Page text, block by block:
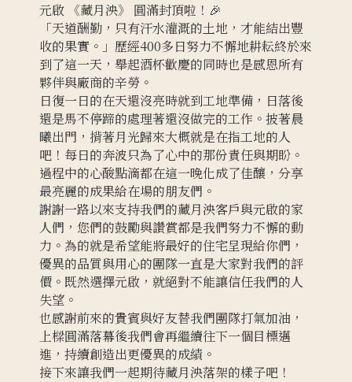
元啟 《藏月泱》 圓滿封頂啦！🎉
「天道酬勤，只有汗水灌溉的土地，才能結出豐
收的果實。」歷經400多日努力不懈地耕耘終於來
到了這一天，舉起酒杯歡慶的同時也是感恩所有
夥伴與廠商的辛勞。
日復一日的在天還沒亮時就到工地準備，日落後
還是馬不停蹄的處理著還沒做完的工作。披著晨
曦出門，揹著月光歸來大概就是在指工地的人
吧！每日的奔波只為了心中的那份責任與期盼。
過程中的心酸點滴都在這一晚化成了佳釀，分享
最亮麗的成果給在場的朋友們。
謝謝一路以來支持我們的藏月泱客戶與元啟的家
人們，您們的鼓勵與讚賞都是我們努力不懈的動
力。為的就是希望能將最好的住宅呈現給你們，
優異的品質與用心的團隊一直是大家對我們的評
價。既然選擇元啟，就絕對不能讓信任我們的人
失望。
也感謝前來的貴賓與好友替我們團隊打氣加油，
上樑圓滿落幕後我們會再繼續往下一個目標邁
進，持續創造出更優異的成績。
接下來讓我們一起期待藏月泱落架的樣子吧！